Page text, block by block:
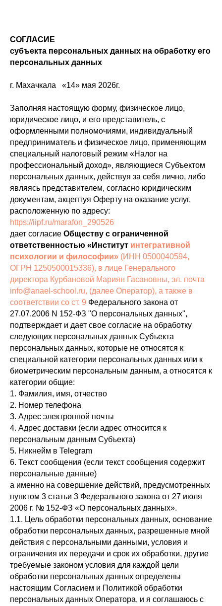
СОГЛАСИЕ
субъекта персональных данных на обработку его
персональных данных
г. Махачкала «14» мая 2026г.
Заполняя настоящую форму, физическое лицо,
юридическое лицо, и его представитель, с
оформленными полномочиями, индивидуальный
предприниматель и физическое лицо, применяющим
специальный налоговый режим «Налог на
профессиональный доход», являющиеся Субъектом
персональных данных, действуя за себя лично, либо
являясь представителем, согласно юридическим
документам, акцептуя Оферту на оказание услуг,
расположенную по адресу:
https://iipf.ru/marafon_290526
дает согласие Обществу с ограниченной
ответственностью «Институт интегративной
психологии и философии» (ИНН 0500040594,
ОГРН 1250500015336), в лице Генерального
директора Курбановой Мариян Гасановны, эл. почта
info@anael-school.ru, (далее Оператор), а также в
соответствии со ст. 9 Федерального закона от
27.07.2006 N 152-ФЗ "О персональных данных",
подтверждает и дает свое согласие на обработку
следующих персональных данных Субъекта
персональных данных, которые не относятся к
специальной категории персональных данных или к
биометрическим персональным данным, а относятся к
категории общие:
1. Фамилия, имя, отчество
2. Номер телефона
3. Адрес электронной почты
4. Адрес доставки (если адрес относится к
персональным данным Субъекта)
5. Никнейм в Telegram
6. Текст сообщения (если текст сообщения содержит
персональные данные)
а именно на совершение действий, предусмотренных
пунктом 3 статьи 3 Федерального закона от 27 июля
2006 г. № 152-ФЗ «О персональных данных».
1.1. Цель обработки персональных данных, основание
обработки персональных данных, разрешенные мной
действия с персональными данными, условия и
ограничения их передачи и срок их обработки, другие
требуемые законом условия для каждой цели
обработки персональных данных определены
настоящим Согласием и Политикой обработки
персональных данных Оператора, и я соглашаюсь с